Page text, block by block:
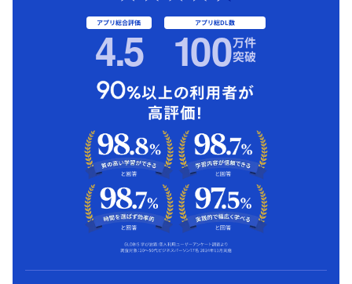
アプリ総合評価
4.5 アプリ総DL数
100万件
突破